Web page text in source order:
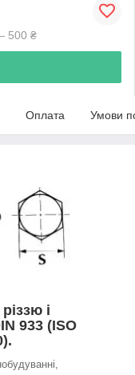
500 ₴
Оплата Умови
і
933 (ISO